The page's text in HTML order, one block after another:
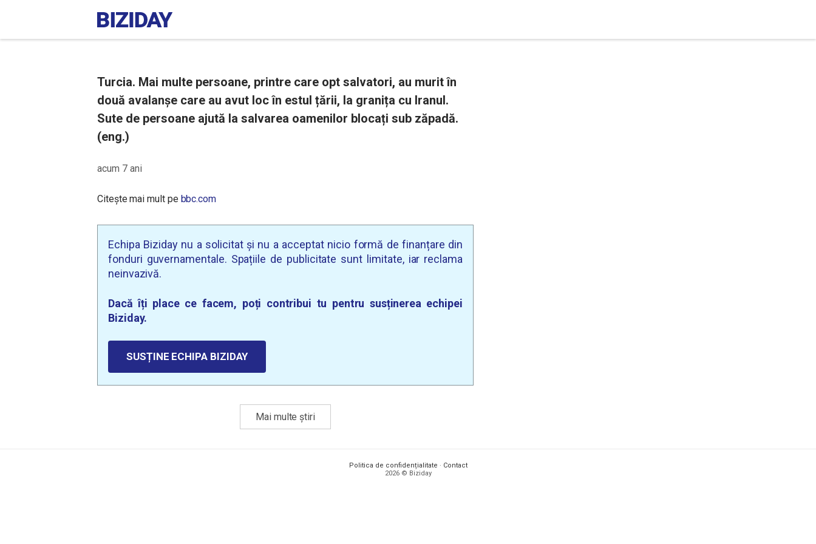
Turcia. Mai multe persoane, printre care opt salvatori, au murit în
două avalanșe care au avut loc în estul țării, la granița cu Iranul.
Sute de persoane ajută la salvarea oamenilor blocați sub zăpadă.
(eng.)
acum 7 ani
Citește mai mult pe bbc.com
Echipa Biziday nu a solicitat și nu a acceptat nicio formă de finanțare din
fonduri guvernamentale. Spațiile de publicitate sunt limitate, iar reclama
neinvazivă.
Dacă îți place ce facem, poți contribui tu pentru susținerea echipei
Biziday.
SUSȚINE ECHIPA BIZIDAY
Mai multe știri
Politica de confidențialitate · Contact
2026 © Biziday